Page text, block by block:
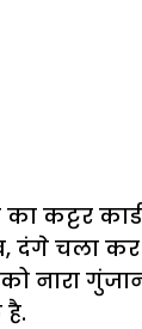
कार्ड
दंगे चला
नारा